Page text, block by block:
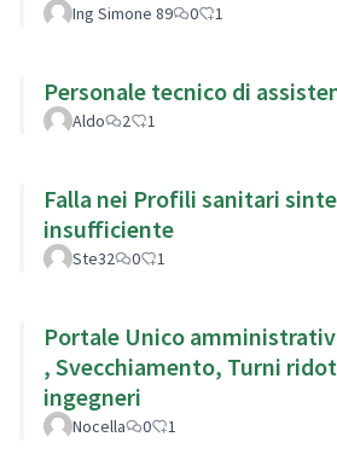
Ing Simone 89 0 1
Personale tecnico di
Aldo 2 1
Falla nei Profili sanitari
insufficiente
Ste32 0 1
Portale Unico
, Svecchiamento, Turni
ingegneri
Nocella 0 1